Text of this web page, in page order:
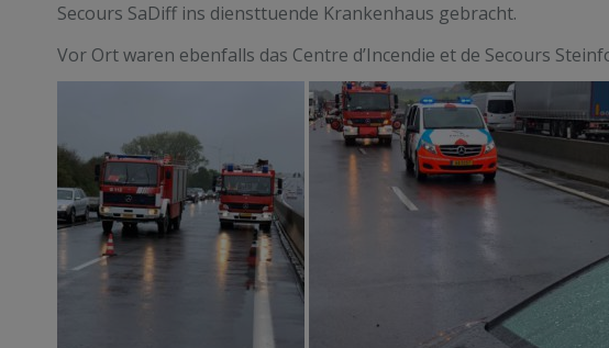
Secours SaDiff ins diensttuende Krankenhaus gebracht.
Vor Ort waren ebenfalls das Centre d’Incendie et de Secours